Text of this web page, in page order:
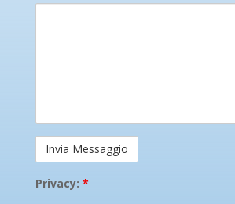
Privacy: *